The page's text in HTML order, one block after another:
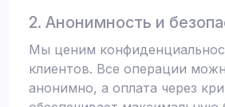
2. Анонимность и
Мы ценим
клиентов. Все операции
анонимно, а оплата через